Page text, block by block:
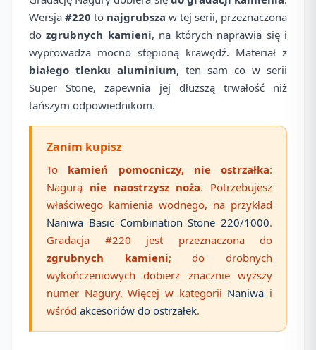
Wersja #220 to najgrubsza w tej serii, przeznaczona
dozgrubnych kamieni, na których naprawia się i
wyprowadza mocno stępioną krawędź. Materiał z
białego tlenku aluminium, ten sam co w serii
Super Stone, zapewnia jej dłuższą trwałość niż
tańszym odpowiednikom.
Zanim kupisz
To kamień pomocniczy, nie ostrzałka:
Nagurą nie naostrzysz noża. Potrzebujesz
właściwego kamienia wodnego, na przykład
Naniwa Basic Combination Stone 220/1000.
Gradacja #220 jest przeznaczona do
zgrubnych kamieni; do drobnych
wykończeniowych dobierz znacznie wyższy
numer Nagury. Więcej w kategorii Naniwa i
wśród akcesoriów do ostrzałek.